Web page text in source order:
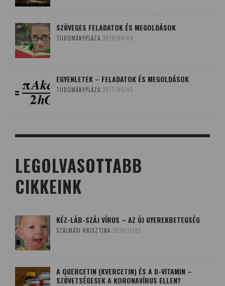
SZÖVEGES FELADATOK ÉS MEGOLDÁSOK
TUDOMÁNYPLÁZA 2019/04/09
EGYENLETEK – FELADATOK ÉS MEGOLDÁSOK
TUDOMÁNYPLÁZA 2017/05/05
LEGOLVASOTTABB
CIKKEINK
KÉZ-LÁB-SZÁJ VÍRUS – AZ ÚJ GYEREKBETEGSÉG
SZALMÁSI KRISZTINA 2014/11/05
A QUERCETIN (KVERCETIN) ÉS A D-VITAMIN –
SZÖVETSÉGESEK A KORONAVÍRUS ELLEN?